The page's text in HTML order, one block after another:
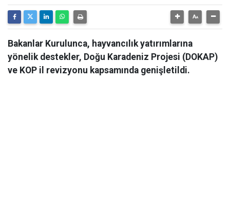
Bakanlar Kurulunca, hayvancılık yatırımlarına
yönelik destekler, Doğu Karadeniz Projesi (DOKAP)
ve KOP il revizyonu kapsamında genişletildi.